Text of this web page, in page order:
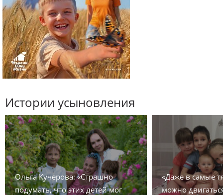
Истории усыновления
Ольга Кучерова: «Страшно
подумать, что этих детей мог
«Даже в самые
можно